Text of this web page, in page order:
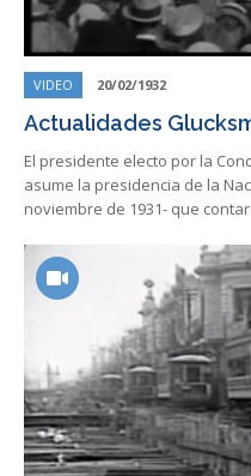
VIDEO 20/02/1932
Actualidades
El presidente electo por la
asume la presidencia de la
noviembre de 1931- que